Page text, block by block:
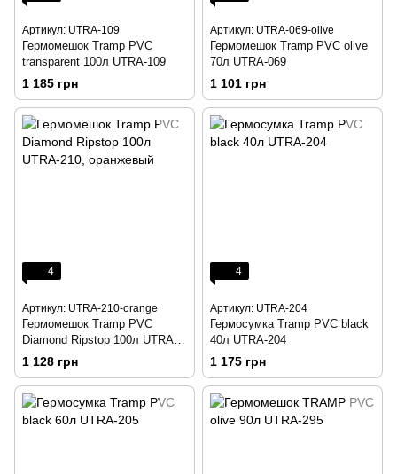
Артикул: UTRA-109
Гермомешок Tramp PVC
transparent 100л UTRA-109
1 185 грн
Артикул: UTRA-069-olive
Гермомешок Tramp PVC olive
70л UTRA-069
1 101 грн
4
Артикул: UTRA-210-orange
Гермомешок Tramp PVC
Diamond Ripstop 100л UTRA-
210, оранжевый
1 128 грн
4
Артикул: UTRA-204
Гермосумка Tramp PVC black
40л UTRA-204
1 175 грн